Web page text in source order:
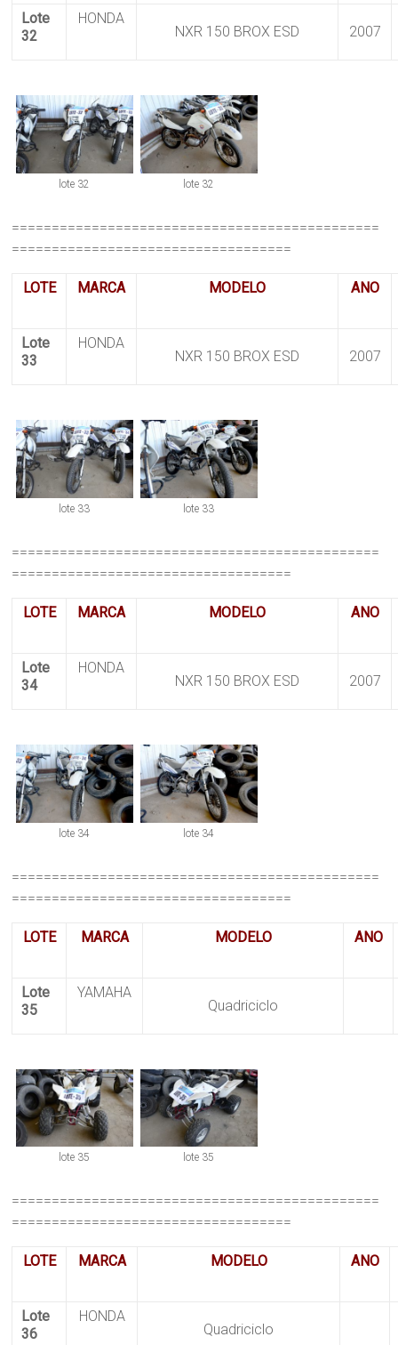
Lote
32
HONDA
NXR 150 BROX ESD 2007
lote 32 lote 32
==============================================
===================================
LOTE MARCA MODELO ANO
Lote
33
HONDA
NXR 150 BROX ESD 2007
lote 33 lote 33
==============================================
===================================
LOTE MARCA MODELO ANO
Lote
34
HONDA
NXR 150 BROX ESD 2007
lote 34 lote 34
==============================================
===================================
LOTE MARCA MODELO ANO
Lote
35
YAMAHA
Quadriciclo
lote 35 lote 35
==============================================
===================================
LOTE MARCA MODELO ANO
Lote
36
HONDA
Quadriciclo